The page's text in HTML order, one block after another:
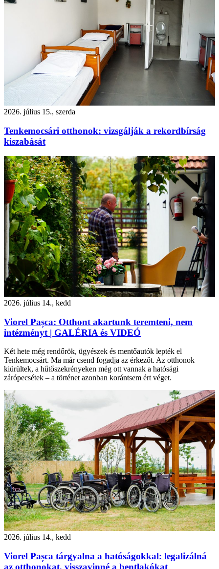
2026. július 15., szerda
Tenkemocsári otthonok: vizsgálják a rekordbírság
kiszabását
2026. július 14., kedd
Viorel Pașca: Otthont akartunk teremteni, nem
intézményt | GALÉRIA és VIDEÓ
Két hete még rendőrök, ügyészek és mentőautók lepték el
Tenkemocsárt. Ma már csend fogadja az érkezőt. Az otthonok
kiürültek, a hűtőszekrényeken még ott vannak a hatósági
zárópecsétek – a történet azonban korántsem ért véget.
2026. július 14., kedd
Viorel Pașca tárgyalna a hatóságokkal: legalizálná
az otthonokat, visszavinné a bentlakókat